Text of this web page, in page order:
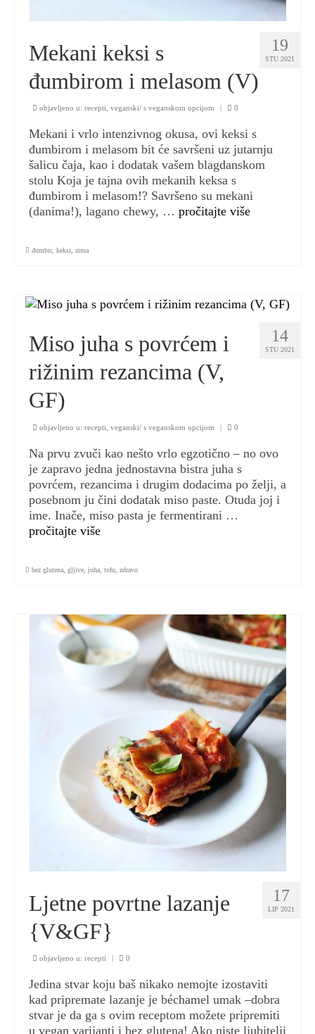
19
STU 2021
Mekani keksi s
đumbirom i melasom (V)
objavljeno u: recepti veganski/ s veganskom opcijom 0
Mekani i vrlo intenzivnog okusa, ovi keksi s
đumbirom i melasom bit će savršeni uz jutarnju
šalicu čaja, kao i dodatak vašem blagdanskom
stolu Koja je tajna ovih mekanih keksa s
đumbirom i melasom!? Savršeno su mekani
(danima!), lagano chewy, … pročitajte više
đumbir, keksi, zima
14
STU 2021
Miso juha s povrćem i
rižinim rezancima (V,
GF)
objavljeno u: recepti veganski/ s veganskom opcijom | 0
Na prvu zvuči kao nešto vrlo egzotično – no ovo
je zapravo jedna jednostavna bistra juha s
povrćem, rezancima i drugim dodacima po želji, a
posebnom ju čini dodatak miso paste. Otuda joj i
ime. Inače, miso pasta je fermentirani …
pročitajte više
bez glutena gljive juha tofu zdravo
17
LIP 2021
Ljetne povrtne lazanje
{V&GF}
objavljeno u: recepti | 0
Jedina stvar koju baš nikako nemojte izostaviti
kad pripremate lazanje je béchamel umak –dobra
stvar je da ga s ovim receptom možete pripremiti
u vegan varijanti i bez glutena! Ako niste ljubitelji